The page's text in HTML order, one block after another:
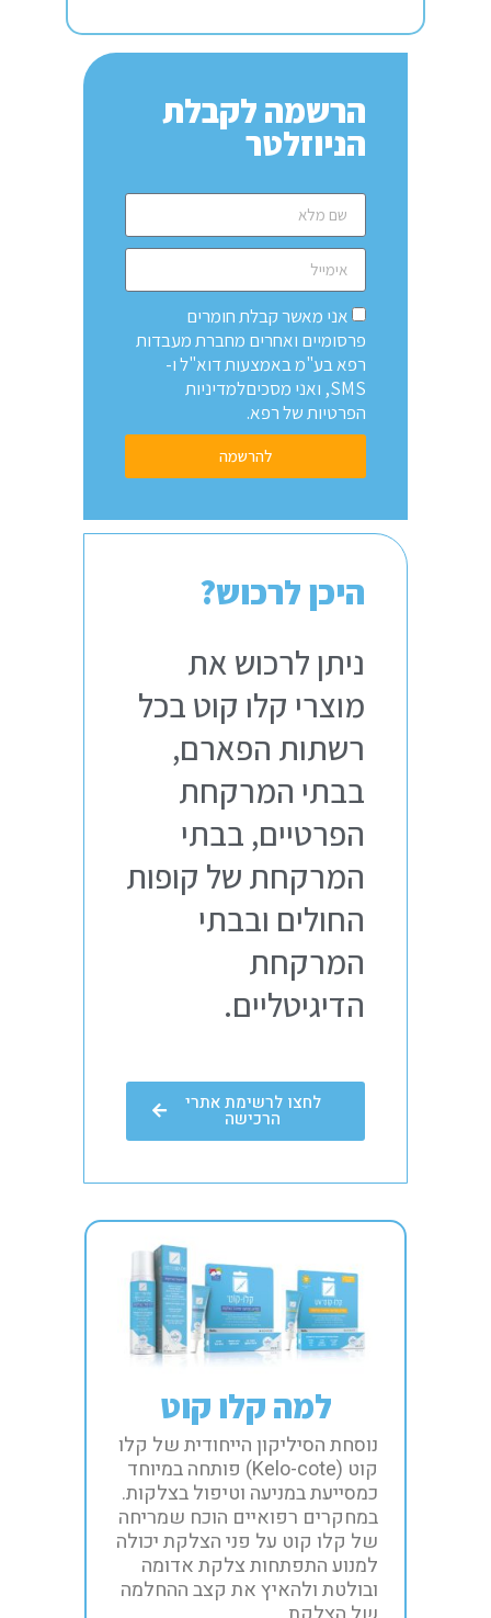
הרשמה לקבלת
הניוזלטר
אני מאשר קבלת חומרים
פרסומיים ואחרים מחברת מעבדות
רפא בע"מ באמצעות דוא"ל ו-
SMS, ואני מסכיםלמדיניות
הפרטיות של רפא.
להרשמה
היכן לרכוש?
ניתן לרכוש את
מוצרי קלו קוט בכל
רשתות הפארם,
בבתי המרקחת
הפרטיים, בבתי
המרקחת של קופות
החולים ובבתי
המרקחת
הדיגיטליים.
לחצו לרשימת אתרי
הרכישה
למה קלו קוט
נוסחת הסיליקון הייחודית של קלו
קוט (Kelo-cote) פותחה במיוחד
כמסייעת במניעה וטיפול בצלקות.
במחקרים רפואיים הוכח שמריחה
של קלו קוט על פני הצלקת יכולה
למנוע התפתחות צלקת אדומה
ובולטת ולהאיץ את קצב ההחלמה